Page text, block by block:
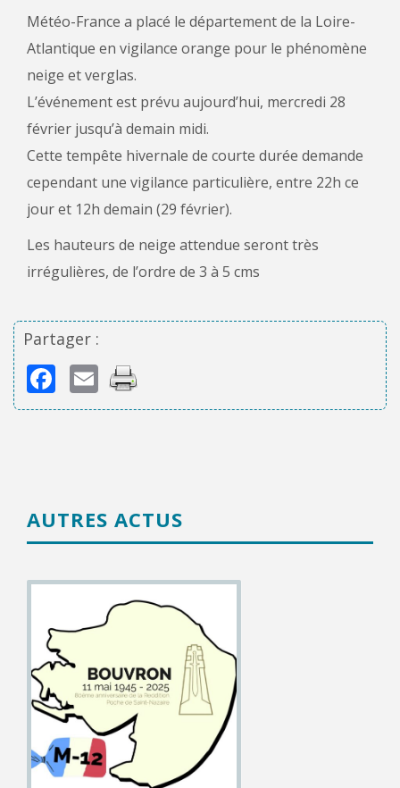
Météo-France a placé le département de la Loire-
Atlantique en vigilance orange pour le phénomène
neige et verglas.
L’événement est prévu aujourd’hui, mercredi 28
février jusqu’à demain midi.
Cette tempête hivernale de courte durée demande
cependant une vigilance particulière, entre 22h ce
jour et 12h demain (29 février).
Les hauteurs de neige attendue seront très
irrégulières, de l’ordre de 3 à 5 cms
Partager :
Facebook
Email
AUTRES ACTUS